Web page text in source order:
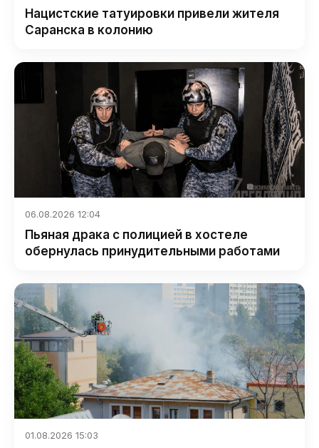
Нацистские татуировки привели жителя
Саранска в колонию
06.08.2026 12:04
Пьяная драка с полицией в хостеле
обернулась принудительными работами
01.08.2026 15:03